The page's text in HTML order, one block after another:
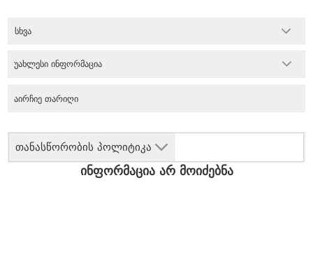
სხვა
თანასწორობის პოლიტიკა
უახლესი ინფორმაცია
ინფორმაცია არ მოიძებნა